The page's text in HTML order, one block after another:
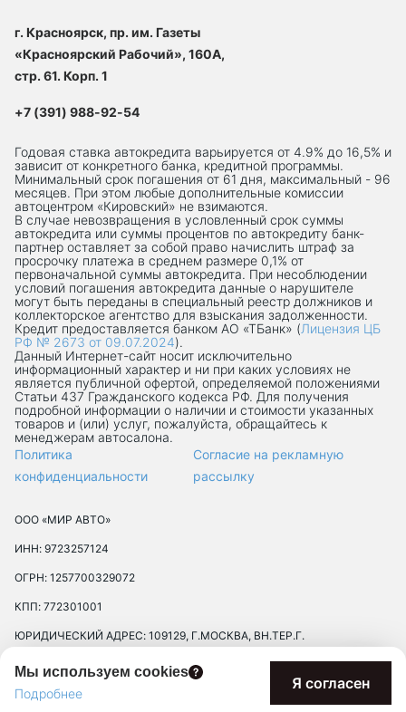
Мы используем cookies
Подробнее
Я согласен
г. Красноярск, пр. им. Газеты
«Красноярский Рабочий», 160А,
стр. 61. Корп. 1
+7 (391) 988-92-54
Годовая ставка автокредита варьируется от 4.9% до 16,5% и
зависит от конкретного банка, кредитной программы.
Минимальный срок погашения от 61 дня, максимальный - 96
месяцев. При этом любые дополнительные комиссии
автоцентром «Кировский» не взимаются.
В случае невозвращения в условленный срок суммы
автокредита или суммы процентов по автокредиту банк-
партнер оставляет за собой право начислить штраф за
просрочку платежа в среднем размере 0,1% от
первоначальной суммы автокредита. При несоблюдении
условий погашения автокредита данные о нарушителе
могут быть переданы в специальный реестр должников и
коллекторское агентство для взыскания задолженности.
Кредит предоставляется банком АО «ТБанк» (Лицензия ЦБ
РФ № 2673 от 09.07.2024).
Данный Интернет-сaйт носит исключительно
информационный характер и ни при каких условиях не
является публичной офертой, определяемой положениями
Статьи 437 Гражданского кодекса РФ. Для получения
подробной информации о наличии и стоимости указанных
товаров и (или) услуг, пожалуйста, обращайтесь к
менеджерам автосалона.
Политика
конфиденциальности
Согласие на рекламную
рассылку
ООО «МИР АВТО»
ИНН: 9723257124
ОГРН: 1257700329072
КПП: 772301001
ЮРИДИЧЕСКИЙ АДРЕС: 109129, Г.МОСКВА, ВН.ТЕР.Г.
ТЕКСТИЛЬЩИКОВ, Д. 13, К. 2, ПОМЕЩ. 17/8П